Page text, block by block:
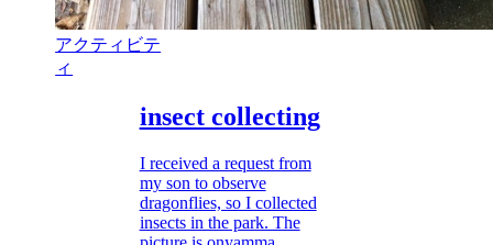
アクティビテ
ィ
insect collecting
I received a request from
my son to observe
dragonflies, so I collected
insects in the park. The